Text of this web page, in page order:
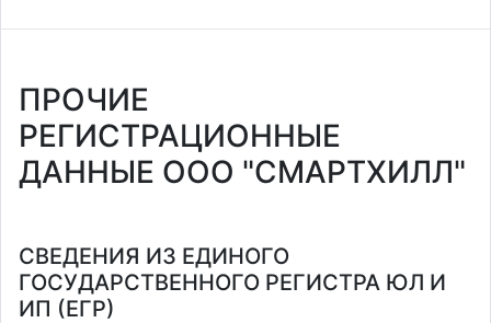
ПРОЧИЕ
РЕГИСТРАЦИОННЫЕ
ДАННЫЕ ООО "СМАРТХИЛЛ"
СВЕДЕНИЯ ИЗ ЕДИНОГО
ГОСУДАРСТВЕННОГО РЕГИСТРА ЮЛ И
ИП (ЕГР)